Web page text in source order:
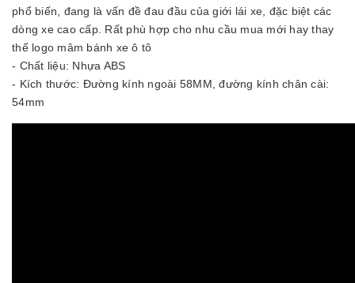
phổ biến, đang là vấn đề đau đầu của giới lái xe, đặc biệt các
dòng xe cao cấp. Rất phù hợp cho nhu cầu mua mới hay thay
thế logo mâm bánh xe ô tô
- Chất liệu: Nhựa ABS
- Kích thước: Đường kính ngoài 58MM, đường kính chân cài:
54mm